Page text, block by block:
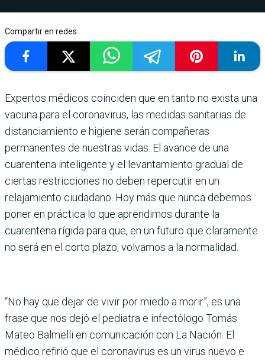
Compartir en redes
Expertos médicos coinciden que en tanto no exista una
vacuna para el coronavirus, las medidas sanitarias de
distanciamiento e higiene serán compañeras
permanentes de nuestras vidas. El avance de una
cuarentena inteligente y el levantamiento gradual de
ciertas restricciones no deben repercutir en un
relajamiento ciudadano. Hoy más que nunca debemos
poner en práctica lo que aprendimos durante la
cuarentena rígida para que, en un futuro que claramente
no será en el corto plazo, volvamos a la normalidad.
“No hay que dejar de vivir por miedo a morir”, es una
frase que nos dejó el pediatra e infectólogo Tomás
Mateo Balmelli en comunicación con La Nación. El
médico refirió que el coronavirus es un virus nuevo e